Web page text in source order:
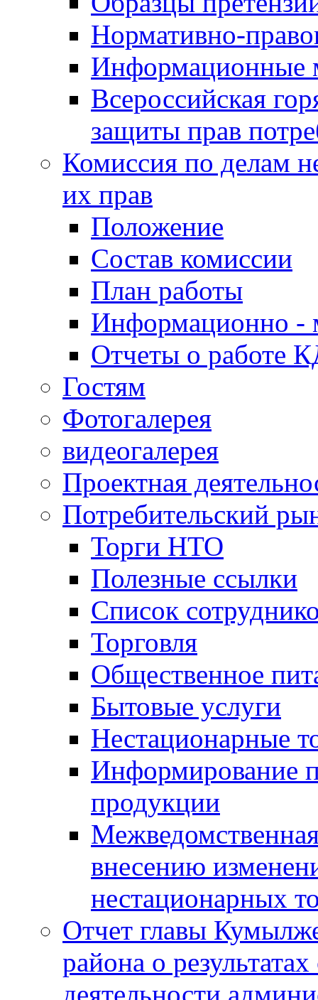
Нормативно-
Информационные
Всероссийская
защиты прав
Комиссия по делам
их прав
Положение
Состав комиссии
План работы
Информационно -
Отчеты о работе
Гостям
Фотогалерея
видеогалерея
Проектная
Потребительский
Торги НТО
Полезные ссылки
Список
Торговля
Общественное
Бытовые услуги
Нестационарные
Информирование
продукции
внесению
нестационарных
Отчет главы
района о